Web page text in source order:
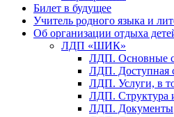
Билет в будущее
Учитель родного языка и
Об организации отдыха
ЛДП «ШИК»
ЛДП. Основные
ЛДП. Доступная
ЛДП. Услуги, в
ЛДП. Структура
ЛДП. Документы